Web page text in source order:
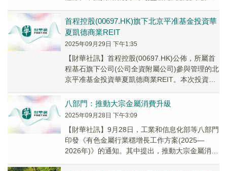
實施方案...
首程控股(00697.HK)旗下北京平准基金投資華
夏凱德商業REIT
2025年09月29日 下午1:35
【財華社訊】首程控股(00697.HK)公佈，所屬首
程基石旗下公司(公司全資附屬公司)參與管理的北
京平准基金投資華夏凱德商業REIT。本次投資有
八部門：推動大宗金屬消費升級
2025年09月28日 下午3:09
【財華社訊】9月28日，工業和信息化部等八部門
印發《有色金屬行業穩增長工作方案(2025—
2026年)》的通知。其中提出，推動大宗金屬消費